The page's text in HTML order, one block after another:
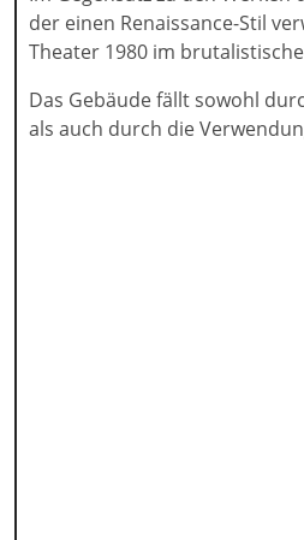
der einen Renaissance-Stil
Theater 1980 im
Das Gebäude fällt sowohl
als auch durch die